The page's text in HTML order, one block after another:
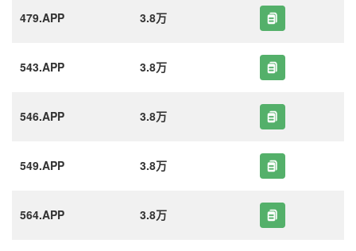
479.APP 3.8万
543.APP 3.8万
546.APP 3.8万
549.APP 3.8万
564.APP 3.8万